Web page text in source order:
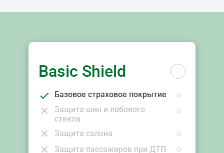
Basic Shield
Базовое страховое покрытие
Защита шин и лобового
стекла
Защита салона
Защита пассажиров при ДТП